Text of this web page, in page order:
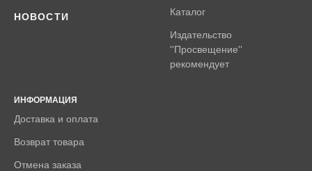
НОВОСТИ Каталог
Издательство
''Просвещение''
рекомендует
ИНФОРМАЦИЯ
Доставка и оплата
Возврат товара
Отмена заказа